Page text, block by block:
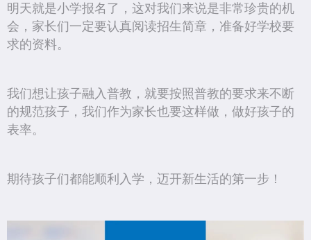
明天就是小学报名了，这对我们来说是非常珍贵的机
会，家长们一定要认真阅读招生简章，准备好学校要
求的资料。
我们想让孩子融入普教，就要按照普教的要求来不断
的规范孩子，我们作为家长也要这样做，做好孩子的
表率。
期待孩子们都能顺利入学，迈开新生活的第一步！